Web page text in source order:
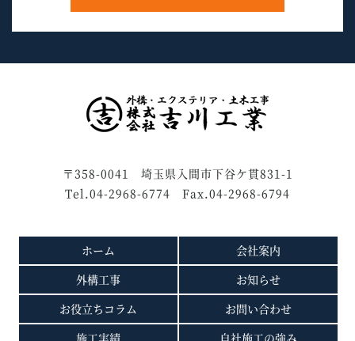
〒358-0041 埼玉県入間市下谷ケ貫831-1
Tel.04-2968-6774 Fax.04-2968-6794
ホーム
外構工事
お役立ちコラム
施工実績
自社施工の強み
会社案内
お知らせ
お問い合わせ